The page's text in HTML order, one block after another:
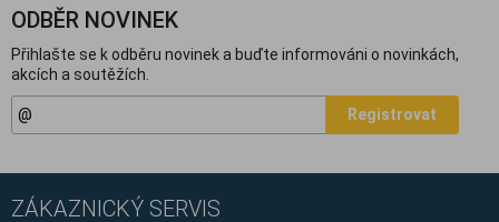
ODBĚR NOVINEK
Přihlašte se k odběru novinek a buďte informováni o novinkách,
akcích a soutěžích.
Registrovat
ZÁKAZNICKÝ SERVIS